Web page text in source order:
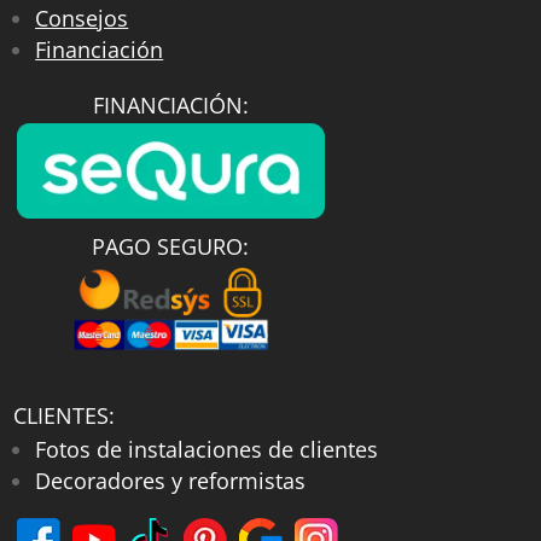
Consejos
Financiación
FINANCIACIÓN:
PAGO SEGURO:
CLIENTES:
Fotos de instalaciones de clientes
Decoradores y reformistas